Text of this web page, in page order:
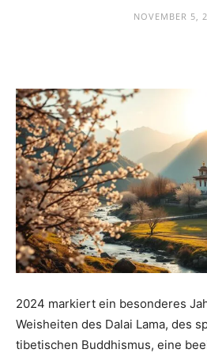
rund
um
das
NOVEMBER 5,
2024 markiert ein besonderes
Weisheiten des Dalai Lama, des
tibetischen Buddhismus, eine